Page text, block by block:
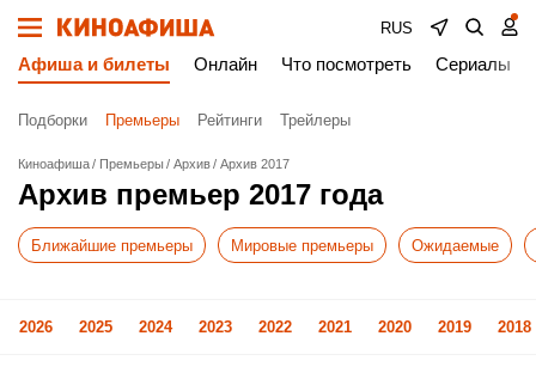
RUS
Афиша и билеты Онлайн Что посмотреть Сериалы
Подборки Премьеры Рейтинги Трейлеры
Киноафиша Премьеры Архив Архив 2017
Архив премьер 2017 года
Ближайшие премьеры Мировые премьеры Ожидаемые
2026 2025 2024 2023 2022 2021 2020 2019 2018